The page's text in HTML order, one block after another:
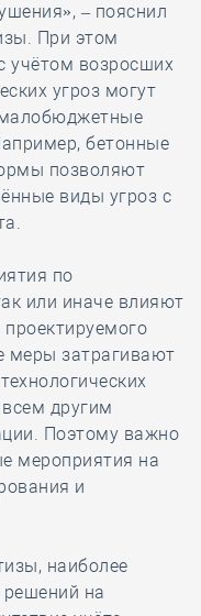
– пояснил
При этом
учётом возросших
угроз могут
бетонные
позволяют
виды угроз с
по
или иначе влияют
меры затрагивают
другим
Поэтому важно
мероприятия на
и
наиболее
решений на